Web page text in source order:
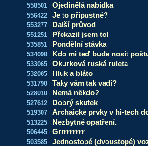
558501 Ojedinělá nabídka
556422 Je to přípustné?
553277 Další průvod
551251 Překazil jsem to!
535851 Pondělní stávka
534098 Kdo mi teď bude nosit
533065 Okurková ruská ruleta
532085 Hluk a bláto
531790 Taky vám tak vadí?
528010 Nemá někdo?
527612 Dobrý skutek
519307 Archaické prvky v hi-tech
513225 Nezbytné opatření.
506445 Grrrrrrrrr
503585 Jednostopé (dvoustopé)